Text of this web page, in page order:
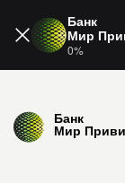
Банк
Мир
0%
Банк
Мир